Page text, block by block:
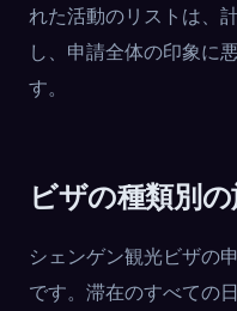
れた活動のリストは、
し、申請全体の印象に
す。
ビザの種類別
シェンゲン観光ビザの
です。滞在のすべての